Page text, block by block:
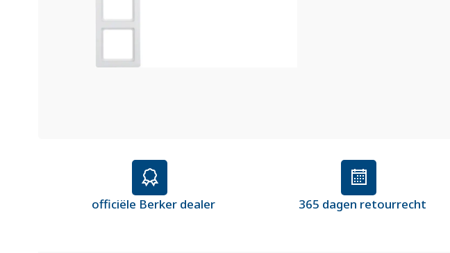
officiële Berker dealer 365 dagen retourrecht